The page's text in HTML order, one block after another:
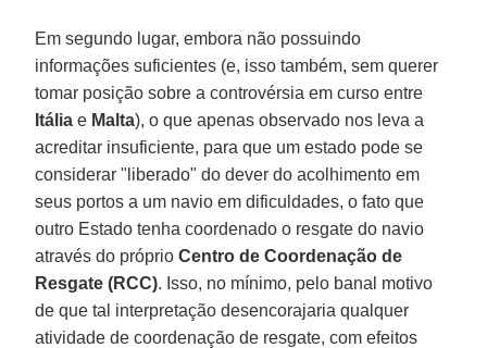
Em segundo lugar, embora não possuindo
informações suficientes (e, isso também, sem querer
tomar posição sobre a controvérsia em curso entre
Itália e Malta), o que apenas observado nos leva a
acreditar insuficiente, para que um estado pode se
considerar "liberado" do dever do acolhimento em
seus portos a um navio em dificuldades, o fato que
outro Estado tenha coordenado o resgate do navio
através do próprioCentro de Coordenação de
Resgate (RCC). Isso, no mínimo, pelo banal motivo
de que tal interpretação desencorajaria qualquer
atividade de coordenação de resgate, com efeitos